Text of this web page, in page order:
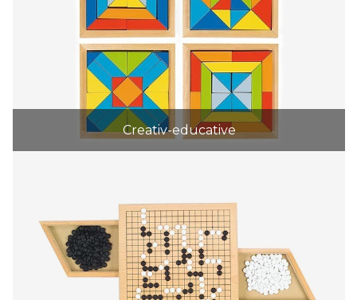
Creativ-educative